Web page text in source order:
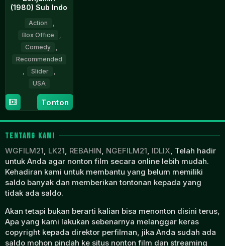
(1980) Sub Indo
Action
Box Office
Comedy
Recommended
Slider
USA
6
Oct
1980
Howard
Zieff
Tonton
TENTANG KAMI
WGFILM21, LK21, REBAHIN, NGEFILM21, IDLIX, Telah hadir
untuk Anda agar nonton film secara online lebih mudah.
Kehadiran kami untuk membantu yang belum memiliki
saldo banyak dan memberikan tontonan kepada yang
tidak ada saldo.
Akan tetapi bukan berarti kalian bisa menonton disini terus,
Apa yang kami lakukan sebenarnya melanggar keras
copyright kepada direktor perfilman, jika Anda sudah ada
saldo mohon pindah ke situs nonton film dan streaming